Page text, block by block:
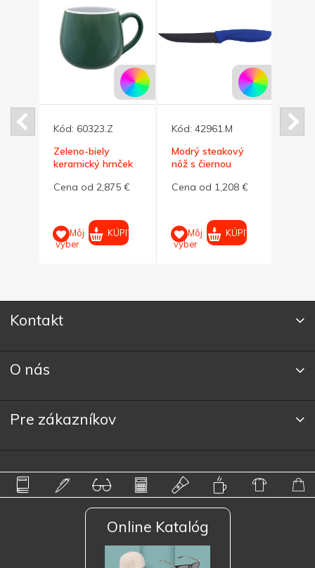
Kód: 60323.Z
Zeleno-biely
keramický hrnček
Cena od 2,875 €
Môj
výber
KÚPIŤ
Kód: 42961.M
Modrý steakový
nôž s čiernou
Cena od 1,208 €
Môj
výber
KÚPIŤ
Kód:
Kontakt
O nás
Pre zákazníkov
Online Katalóg